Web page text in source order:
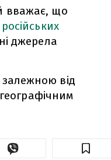
вважає, що
російських
джерела
від